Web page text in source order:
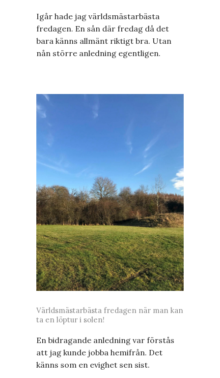
Igår hade jag världsmästarbästa
fredagen. En sån där fredag då det
bara känns allmänt riktigt bra. Utan
nån större anledning egentligen.
Världsmästarbästa fredagen när man kan
ta en löptur i solen!
En bidragande anledning var förstås
att jag kunde jobba hemifrån. Det
känns som en evighet sen sist.